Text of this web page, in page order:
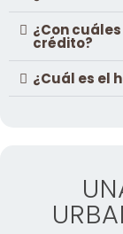
¿Con
crédito?
¿Cuál es el